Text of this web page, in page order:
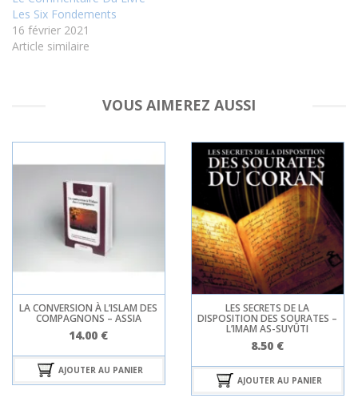
Les Six Fondements
16 février 2021
Article similaire
VOUS AIMEREZ AUSSI
LA CONVERSION À L’ISLAM DES
COMPAGNONS – ASSIA
14.00 €
AJOUTER AU PANIER
LES SECRETS DE LA
DISPOSITION DES SOURATES –
L’IMAM AS-SUYÛTI
8.50 €
AJOUTER AU PANIER